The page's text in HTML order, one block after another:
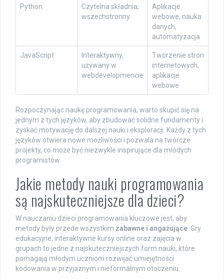
Python
Czytelna składnia,
wszechstronny
Aplikacje
webowe, nauka
danych,
automatyzacja
JavaScript
Interaktywny,
używany w
webdevelopmencie
Tworzenie stron
internetowych,
aplikacje
webowe
Rozpoczynając naukę programowania, warto skupić się na
jednym z tych języków, aby zbudować solidne fundamenty i
zyskać motywację do dalszej nauki i eksploracji. Każdy z tych
języków otwiera nowe możliwości i pozwala na twórcze
projekty, co może być niezwykle inspirujące dla młodych
programistów.
Jakie metody nauki programowania
są najskuteczniejsze dla dzieci?
W nauczaniu dzieci programowania kluczowe jest, aby
metody były przede wszystkim zabawne i angażujące. Gry
edukacyjne, interaktywne kursy online oraz zajęcia w
grupach to jedne z najskuteczniejszych form nauki, które
pomagają młodym uczniom rozwijać umiejętności
kodowania w przyjaznym i nieformalnym otoczeniu.